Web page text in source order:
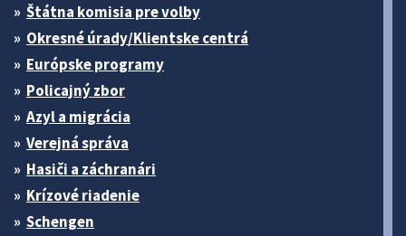
Štátna komisia pre volby
Okresné úrady/Klientske centrá
Európske programy
Policajný zbor
Azyl a migrácia
Verejná správa
Hasiči a záchranári
Krízové riadenie
Schengen